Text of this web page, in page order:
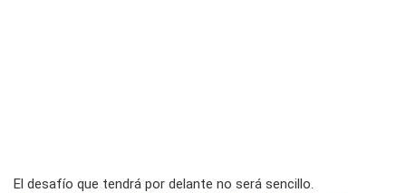
El desafío que tendrá por delante no será sencillo.